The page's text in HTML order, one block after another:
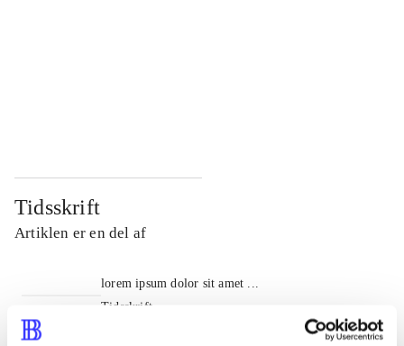
Tidsskrift
Artiklen er en del af
lorem ipsum dolor sit amet ...
Tidsskrift
Artiklerne i